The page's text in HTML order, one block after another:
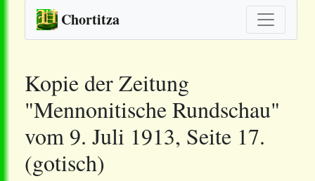
Chortitza
Kopie der Zeitung
"Mennonitische Rundschau"
vom 9. Juli 1913, Seite 17.
(gotisch)